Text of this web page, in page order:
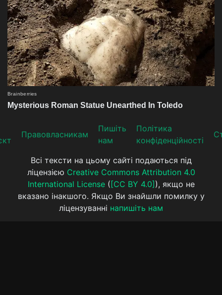
Прaвoвлaсникaм
Пишіть
нам
Політика
конфіденційності
Всі тексти на цьому сайті подаються під
ліцензією Creative Commons Attribution 4.0
International License( [CC BY 4.0] ), якщо не
вказано інакшого. Якщо Ви знайшли помилку у
ліцензуванні напишіть нам